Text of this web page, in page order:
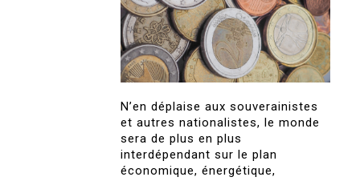
N’en déplaise aux souverainistes
et autres nationalistes, le monde
sera de plus en plus
interdépendant sur le plan
économique, énergétique,